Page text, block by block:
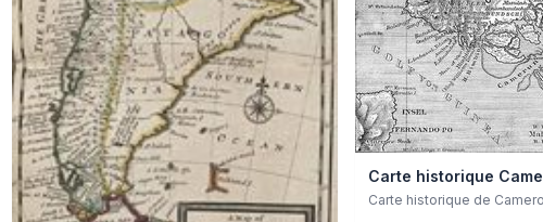
Carte historique
Carte historique de